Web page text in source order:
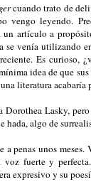
cuando trato de
vengo leyendo.
artículo a
venía utilizando
Es curioso,
idea de que
literatura acabaría
Dorothea Lasky,
hada, algo de
penas unos
voz fuerte y
expresivo y su